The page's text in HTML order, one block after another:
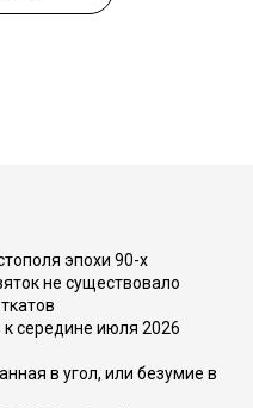
эпохи 90-х
не существовало
середине июля 2026
в угол, или безумие в